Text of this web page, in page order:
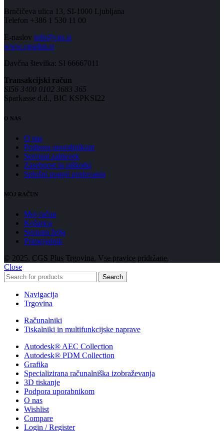
Brnčičeva ulica 13, SI-1000 Ljubljana
Telefon +386 1 530 11 00
E-naslov info@cgs.si
www.cgsplus.si
Davčna številka: SI 66667011
Transakcijski račun
SI56 3400 0102 3683 365
Sparkasse d.d., BIC KSPKSI22
O NAS
O nas
Podpora uporabnikom
Servisni zahtevek
Zasebnost in piškotki
Splošni pogoji poslovanja
MOJ RAČUN
Moj račun
Košarica
Seznam želja
Primerjalnik
© 2025, CGS Plus Trgovina. Vse pravice pridržane.
Close
Search
Navigacija
Trgovina
Računalniki
Tiskalniki in multifunkcijske naprave
Autodesk® AEC Collection
Autodesk® PDM Collection
Grafika
Specializirana računalniška izobraževanja
3D tiskanje
Podpora uporabnikom
O nas
Wishlist
Compare
Login / Register